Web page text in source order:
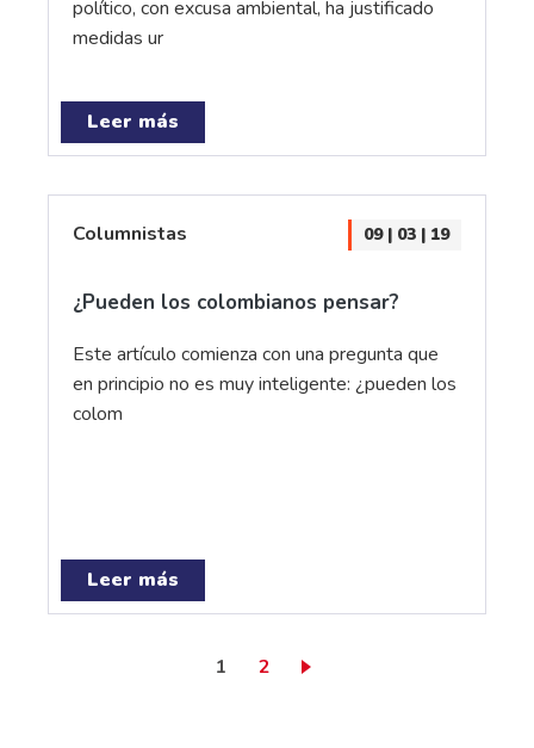
político, con excusa ambiental, ha justificado
medidas ur
Leer más
Columnistas 09 | 03 | 19
¿Pueden los colombianos pensar?
Este artículo comienza con una pregunta que
en principio no es muy inteligente: ¿pueden los
colom
Leer más
Página actual
1 Page
2